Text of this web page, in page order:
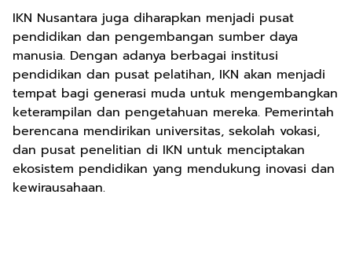
IKN Nusantara juga diharapkan menjadi pusat
pendidikan dan pengembangan sumber daya
manusia. Dengan adanya berbagai institusi
pendidikan dan pusat pelatihan, IKN akan menjadi
tempat bagi generasi muda untuk mengembangkan
keterampilan dan pengetahuan mereka. Pemerintah
berencana mendirikan universitas, sekolah vokasi,
dan pusat penelitian di IKN untuk menciptakan
ekosistem pendidikan yang mendukung inovasi dan
kewirausahaan.